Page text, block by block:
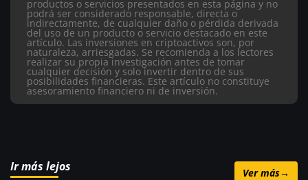
productos o servicios presentados en esta página y no
podrá ser considerado responsable, directa o
indirectamente, de cualquier daño o pérdida derivada
del uso de un producto o servicio destacado en este
artículo. Las inversiones en criptoactivos son, por
naturaleza, arriesgadas. Se recomienda a los lectores
realizar su propia investigación antes de tomar
cualquier decisión y solo invertir dentro de sus
posibilidades financieras. Este artículo no constituye
asesoramiento financiero ni de inversión.
Ir más lejos Ver más→